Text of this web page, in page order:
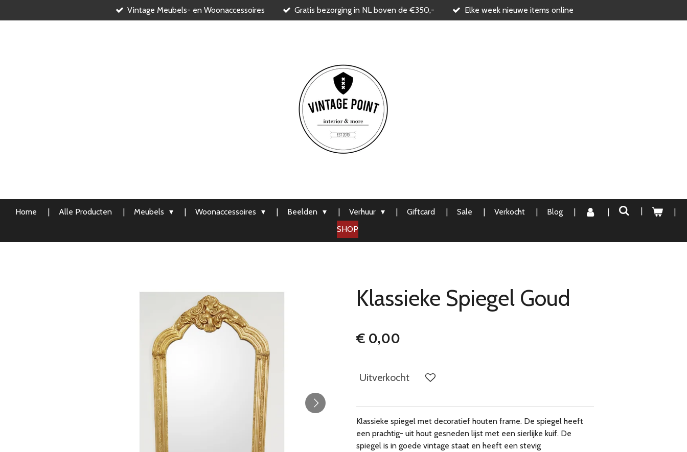
direct
Vintage Meubels- en Woonaccessoires Gratis bezorging in NL boven de €350,- Elke week nieuwe items online
Home Alle Producten Meubels Woonaccessoires Beelden Verhuur Giftcard Sale Verkocht
Blog
SHOP
Klassieke Spiegel Goud
€ 0,00
Uitverkocht
Klassieke spiegel met decoratief houten frame. De spiegel heeft
een prachtig- uit hout gesneden lijst met een sierlijke kuif. De
spiegel is in goede vintage staat en heeft een stevig